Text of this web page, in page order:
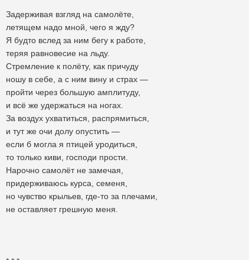
Задерживая взгляд на самолёте,
летящем надо мной, чего я жду?
Я будто вслед за ним бегу к работе,
теряя равновесие на льду.
Стремление к полёту, как причуду
ношу в себе, а с ним вину и страх —
пройти через большую амплитуду,
и всё же удержаться на ногах.
За воздух ухватиться, распрямиться,
и тут же очи долу опустить —
если б могла я птицей уродиться,
то только киви, господи прости.
Нарочно самолёт не замечая,
придерживаюсь курса, семеня,
но чувство крыльев, где-то за плечами,
не оставляет грешную меня.